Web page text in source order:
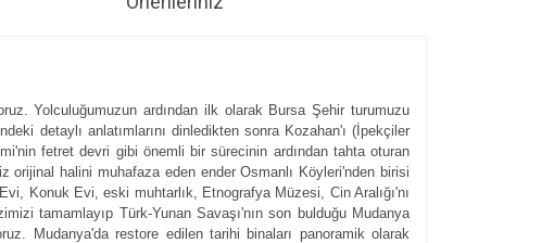
Yolculuğumuzun ardından ilk olarak Bursa Şehir turumuzu
detaylı anlatımlarını dinledikten sonra Kozahan'ı (İpekçiler
fetret devri gibi önemli bir sürecinin ardından tahta oturan
orijinal halini muhafaza eden ender Osmanlı Köyleri'nden birisi
Konuk Evi, eski muhtarlık, Etnografya Müzesi, Cin Aralığı'nı
tamamlayıp Türk-Yunan Savaşı'nın son bulduğu Mudanya
Mudanya'da restore edilen tarihi binaları panoramik olarak